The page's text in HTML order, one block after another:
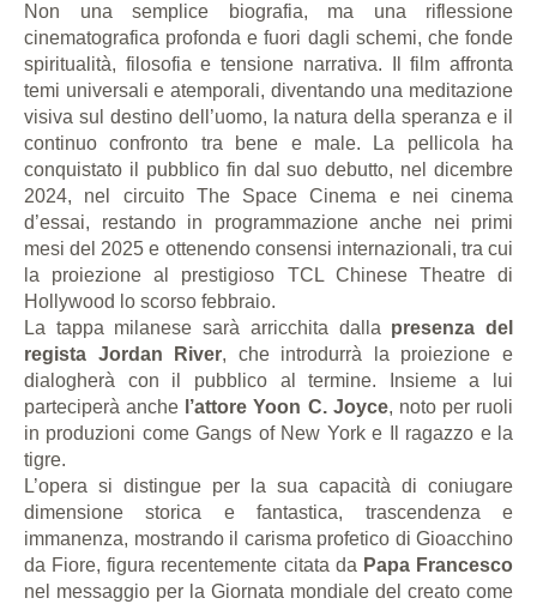
Non una semplice biografia, ma una riflessione
cinematografica profonda e fuori dagli schemi, che fonde
spiritualità, filosofia e tensione narrativa. Il film affronta
temi universali e atemporali, diventando una meditazione
visiva sul destino dell’uomo, la natura della speranza e il
continuo confronto tra bene e male. La pellicola ha
conquistato il pubblico fin dal suo debutto, nel dicembre
2024, nel circuito The Space Cinema e nei cinema
d’essai, restando in programmazione anche nei primi
mesi del 2025 e ottenendo consensi internazionali, tra cui
la proiezione al prestigioso TCL Chinese Theatre di
Hollywood lo scorso febbraio.
La tappa milanese sarà arricchita dalla presenza del
regista Jordan River, che introdurrà la proiezione e
dialogherà con il pubblico al termine. Insieme a lui
parteciperà anche l’attore Yoon C. Joyce, noto per ruoli
in produzioni come Gangs of New York e Il ragazzo e la
tigre.
L’opera si distingue per la sua capacità di coniugare
dimensione storica e fantastica, trascendenza e
immanenza, mostrando il carisma profetico di Gioacchino
da Fiore, figura recentemente citata da Papa Francesco
nel messaggio per la Giornata mondiale del creato come